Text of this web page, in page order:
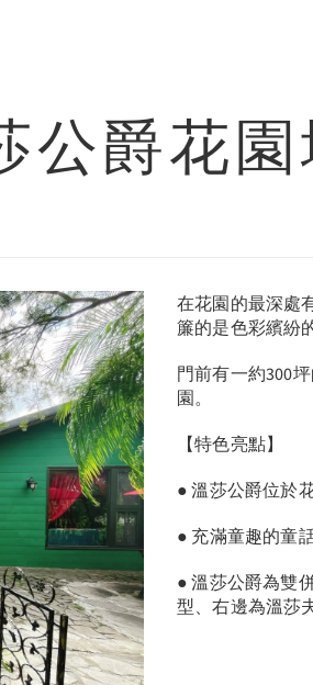
公爵花園
在花園的最深處
簾的是色彩繽紛
門前有一約300
園。
【特色亮點】
● 溫莎公爵位於
● 充滿童趣的童
● 溫莎公爵為雙
型、右邊為溫莎